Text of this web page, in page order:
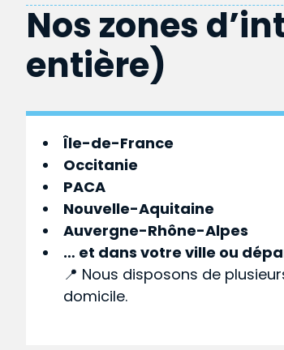
Nos zones
entière)
Île-de-France
Occitanie
PACA
Nouvelle-Aquitaine
Auvergne-Rhône-Alpes
… et dans votreville ou
📍 Nous disposons de
domicile.